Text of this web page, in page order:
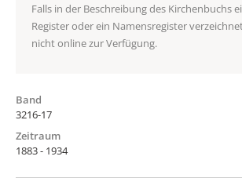
Falls in der Beschreibung des Kirchenbuchs
Register oder ein Namensregister
nicht online zur Verfügung.
Band
3216-17
Zeitraum
1883 - 1934